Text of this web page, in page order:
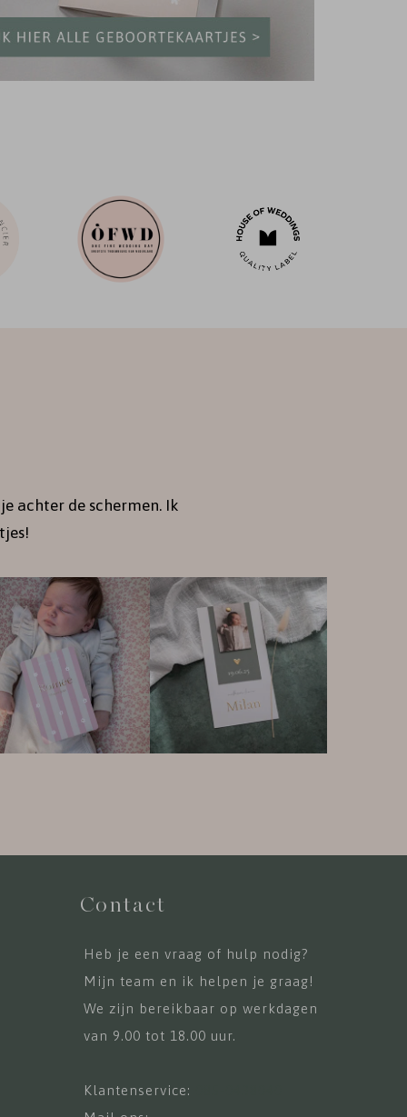
achter de schermen. Ik
Contact
Heb je een vraag of hulp nodig?
Mijn team en ik helpen je graag!
We zijn bereikbaar op werkdagen
van 9.00 tot 18.00 uur.
Klantenservice: